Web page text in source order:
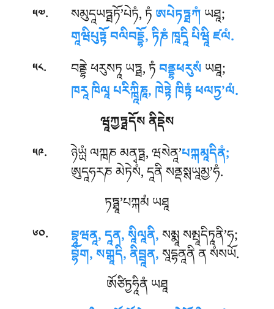
༥༧. སམུདཱཡཏྠཏོ’པེཏཾ, ཏཾཨཔེཏཏྠཀཾཡཐཱ;
གཱཝིཔུཏྟོ བལིབདྡྷོ, ཏིཎཾ ཁཱདཱི པིཝཱི ཛལཾ.
༥༨. བནྡྷེ ཕརུསཏཱ ཡཏྠ, ཏཾབནྡྷཕརུསཾཡཐཱ;
ཁརཱ ཁིལཱ པརིཀྑཱིཎཱ, ཁེཏྟེ ཁིཏྟཾ ཕལཏྱ’ལཾ.
ཝཱཀྱཏྠདོས ནིདྡེས
༥༩. ཉེཡྻཾ ལཀྑཎ མནྭཏྠ, ཝསེནཱ’པཀྐམཱདིནཾ;
ཨུདཱཧརཎ མེཏེསཾ, དཱནི སནྡསྶཡཱམྱ’ཧཾ.
ཏཏྠཱ’པཀྐམཾ ཡཐཱ
༦༠. བྷཱཝནཱ, དཱན, སཱིལཱནི,སམྨཱ སམྤཱདིཏཱནི’ཧ;
བྷོག, སགྒཱདི, ནིབྦཱན,སཱདྷནཱནི ན སཾསཡོ.
ཨོཙིཏྱཧཱིནཾ ཡཐཱ